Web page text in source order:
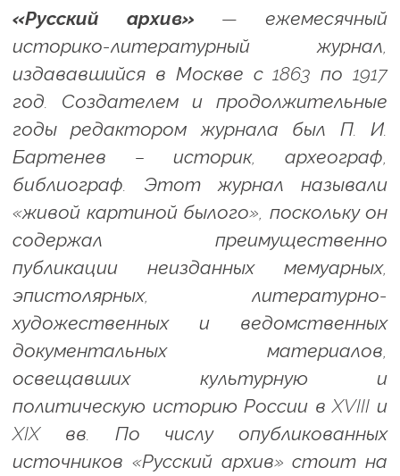
«Русский архив» — ежемесячный
историко-литературный журнал,
издававшийся в Москве с 1863 по 1917
год. Создателем и продолжительные
годы редактором журнала был П. И.
Бартенев – историк, археограф,
библиограф. Этот журнал называли
«живой картиной былого», поскольку он
содержал преимущественно
публикации неизданных мемуарных,
эпистолярных, литературно-
художественных и ведомственных
документальных материалов,
освещавших культурную и
политическую историю России в XVIII и
XIX вв. По числу опубликованных
источников «Русский архив» стоит на